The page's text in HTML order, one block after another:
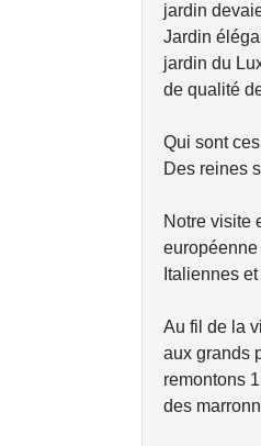
jardin
Jardin
jardin du
de qualité
Qui sont
Des reines
Notre visite
Italiennes
Au fil de la
aux grands
remontons
des